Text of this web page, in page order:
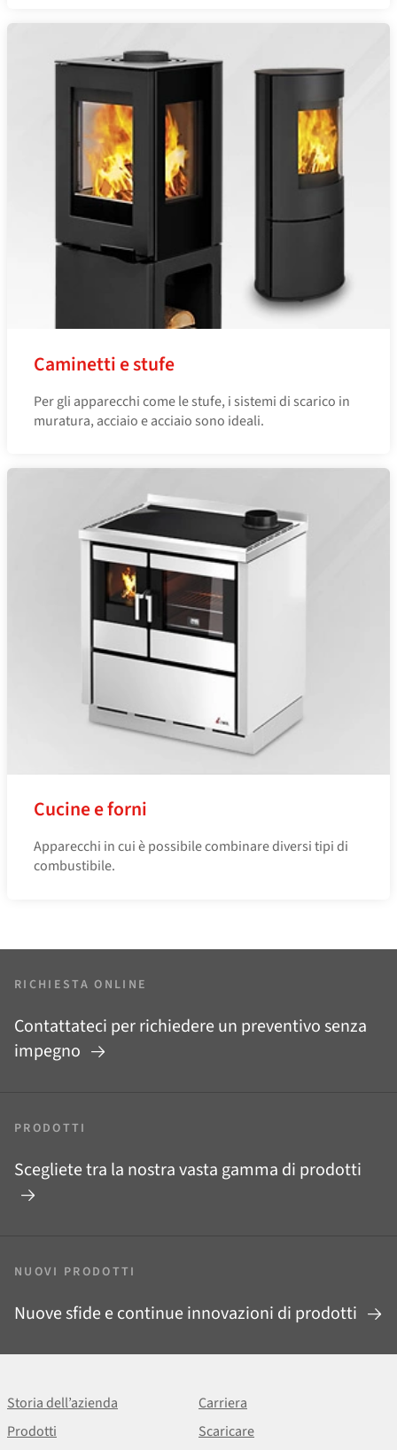
Caminetti e stufe
Per gli apparecchi come le stufe, i sistemi di scarico in
muratura, acciaio e acciaio sono ideali.
Cucine e forni
Apparecchi in cui è possibile combinare diversi tipi di
combustibile.
RICHIESTA ONLINE
Contattateci per richiedere un preventivo senza
impegno
PRODOTTI
Scegliete tra la nostra vasta gamma di prodotti
NUOVI PRODOTTI
Nuove sfide e continue innovazioni di prodotti
Storia dell’azienda
Carriera
Prodotti
Scaricare